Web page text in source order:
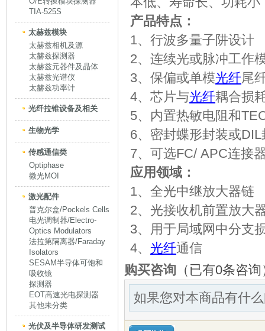
TIA-525S
太赫兹模块
太赫兹相机及源
太赫兹探测器
太赫兹元器件及晶体
太赫兹光谱仪
太赫兹功率计
光纤拉锥设备及相关
生物光学
传感通信类
Optiphase
微光MOI
激光配件
普克尔盒/Pockels Cells
电光调制器/Electro-
Optics Modulators
法拉第隔离器/Faraday
Isolators
SESAM半导体可饱和
吸收镜
探测器
EOT高速光电探测器
其他未分类
光伏及半导体研发测试
产品特点：
1、行波多量子阱设计
2、连续光或脉冲工作
3、保偏或单模光纤尾
4、芯片与光纤耦合损
5、内置热敏电阻和
6、密封蝶形封装或DIL
7、可选FC/ APC连接
应用领域：
1、全光中继放大器链
2、光接收机前置放大
3、用于局域网中分支
4、 光纤通信
购买咨询 （已有0条咨
如果您对本商品有什